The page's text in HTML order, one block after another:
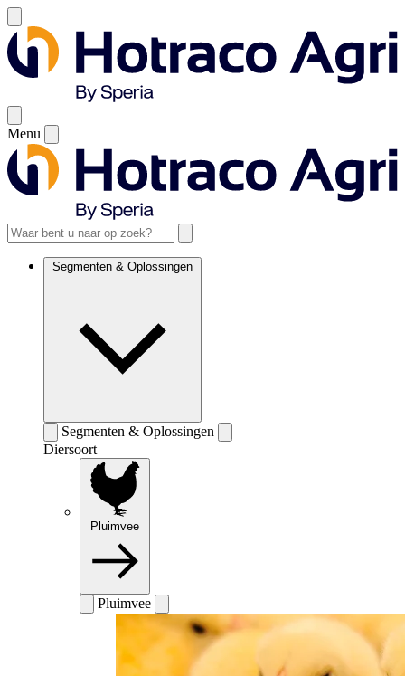
Menu
Segmenten & Oplossingen
Segmenten & Oplossingen
Diersoort
Pluimvee
Pluimvee